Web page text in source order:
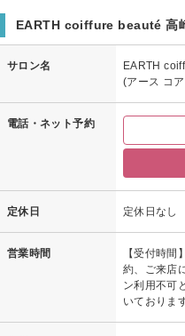
EARTH coiffure beauté 高
サロン名
EARTH
(アース コ
電話・ネット予約
定休日 定休日なし
営業時間
【受付時
約、ご来店
ン利用不可
いておりま